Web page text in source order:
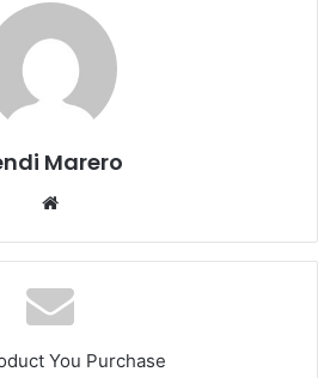
Marero
You Purchase